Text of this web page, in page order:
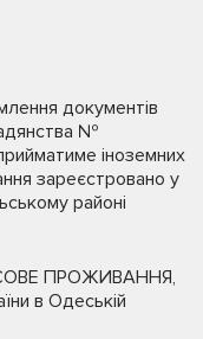
документів
№
іноземних
зареєстровано у
районі
ПРОЖИВАННЯ,
в Одеській